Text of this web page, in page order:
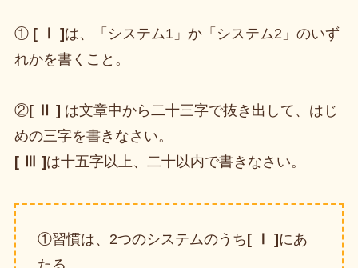
① [ Ⅰ ]は、「システム1」か「システム2」のいず
れかを書くこと。
②[ Ⅱ ] は文章中から二十三字で抜き出して、はじ
めの三字を書きなさい。
[ Ⅲ ]は十五字以上、二十以内で書きなさい。
①習慣は、2つのシステムのうち[ Ⅰ ]にあ
たる。